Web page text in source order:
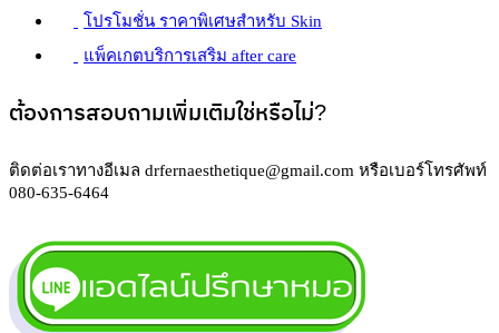
โปรโมชั่น ราคาพิเศษสำหรับ Skin
แพ็คเกตบริการเสริม after care
ต้องการสอบถามเพิ่มเติมใช่หรือไม่?
ติดต่อเราทางอีเมล drfernaesthetique@gmail.com หรือเบอร์โทรศัพท์
080-635-6464